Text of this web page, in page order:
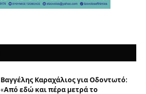
Βαγγέλης Καραχάλιος για Οδοντωτό:
«Από εδώ και πέρα μετρά το